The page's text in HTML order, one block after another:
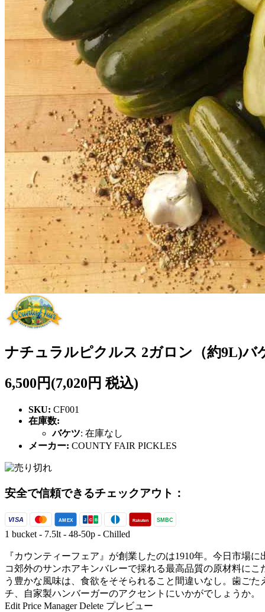
ナチュラルピクルス 2ガロン（約9L)バ
6,500円(7,020円 税込)
SKU: CF001
在庫数:
バケツ: 在庫なし
メーカー: COUNTY FAIR PICKLES
安全で信頼できるチェックアウト：
VISA AMEX J C B Rakuten SMBC
1 bucket - 7.5lt - 48-50p - Chilled
『カウンティーフェア』が創業したのは1910年。今日市場
コ郊外のサンホアキンバレーで採れる最高品質の原材料に
う豊かな風味は、食欲をそそられること間違いなし。歯ご
チ、自家製ハンバーガーのアクセントにいかがでしょうか。
Edit Price Manager Delete プレビュー